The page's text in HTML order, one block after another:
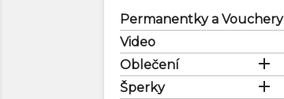
Permanentky a Vouchery
Video
Oblečení

Šperky 